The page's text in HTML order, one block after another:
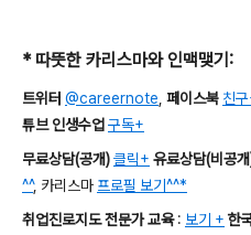
* 따뜻한 카리스마와 인맥맺기 :
트위터 @careernote 페이스북 친
튜브 인생수업 구독+
무료상담(공개)클릭+ 유료상담(비공개
^^, 카리스마 프로필 보기^^*
취업진로지도 전문가 교육 : 보기 + 한